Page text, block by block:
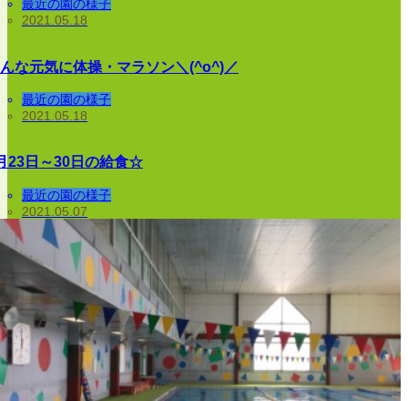
最近の園の様子
2021.05.18
な元気に体操・マラソン＼(^o^)／
最近の園の様子
2021.05.18
23日～30日の給食☆
最近の園の様子
2021.05.07